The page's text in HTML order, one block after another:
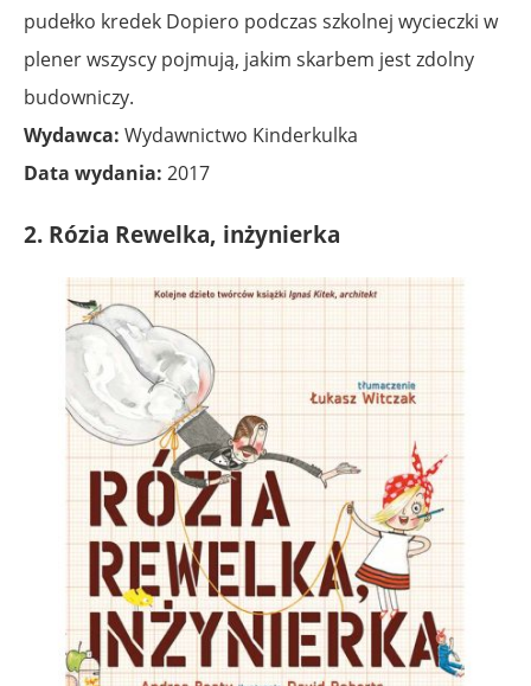
pudełko kredek Dopiero podczas szkolnej wycieczki w
plener wszyscy pojmują, jakim skarbem jest zdolny
budowniczy.
Wydawca: Wydawnictwo Kinderkulka
Data wydania: 2017
2. Rózia Rewelka, inżynierka